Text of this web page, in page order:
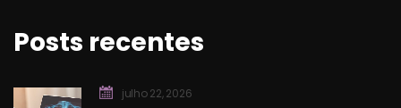
Posts recente
julho 22, 2026